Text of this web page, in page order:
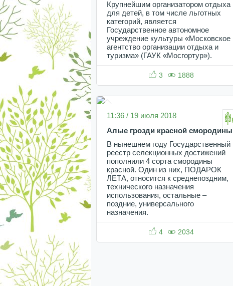
Крупнейшим организатором отдыха
для детей, в том числе льготных
категорий, является
Государственное автономное
учреждение культуры «Московское
агентство организации отдыха и
туризма» (ГАУК «Мосгортур»).
3 1888
11:36 / 19 июля 2018
Алые грозди красной смородины
В нынешнем году Государственный
реестр селекционных достижений
пополнили 4 сорта смородины
красной. Один из них, ПОДАРОК
ЛЕТА, относится к среднепоздним,
технического назначения
использования, остальные –
поздние, универсального
назначения.
4 2034